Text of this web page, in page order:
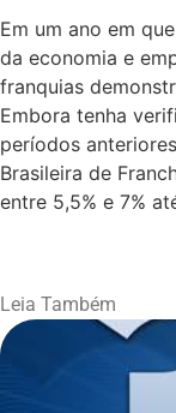
Em um ano em
da economia e
franquias
Embora tenha
períodos
Brasileira de
entre 5,5% e 7%
Leia Também